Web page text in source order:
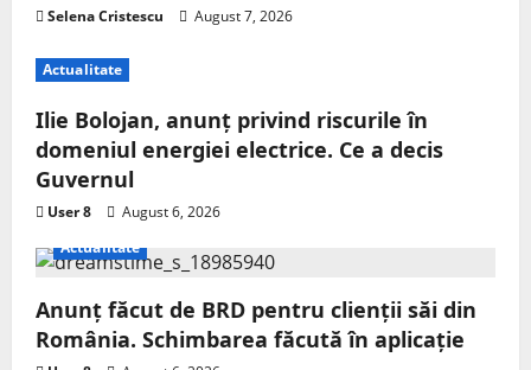
Selena Cristescu August 7, 2026
Actualitate
Ilie Bolojan, anunț privind riscurile în
domeniul energiei electrice. Ce a decis
Guvernul
User 8
August 6, 2026
Actualitate
Anunț făcut de BRD pentru clienții săi din
România. Schimbarea făcută în aplicație